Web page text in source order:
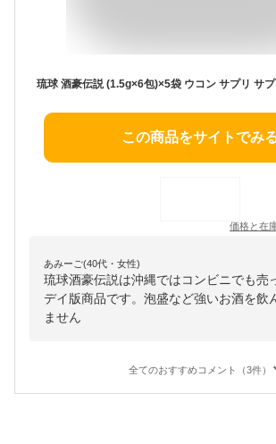
この商品をサイトでみ
価格と在
あみーご(40代・女性)
琉球酒豪伝説は沖縄ではコンビニでも売
デイ版商品です。泡盛など強いお酒を飲
ません
全てのおすすめコメント（3件）